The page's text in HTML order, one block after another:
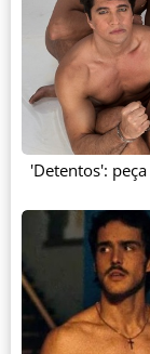
'Detentos':